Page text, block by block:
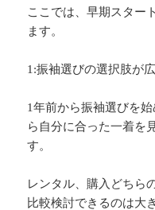
ここでは、早期スター
ます。
1:振袖選びの選択肢が
1年前から振袖選びを
ら自分に合った一着を
す。
レンタル、購入どちら
比較検討できるのは大